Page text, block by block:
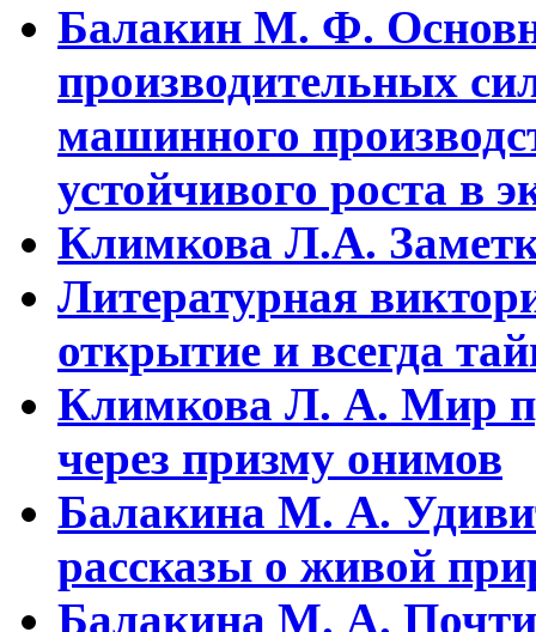
Балакин М. Ф.
пpоизводительных
машинного
устойчивого pоста в
Климкова Л.А.
Литературная
открытие и всегда
Климкова Л. А. Мир
через призму онимов
Балакина М. А.
рассказы о живой
Балакина М. А. Почти